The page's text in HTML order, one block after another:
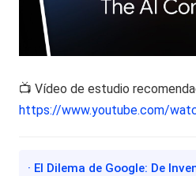
📺 Vídeo de estudio
https://www.youtube.com/
· El Dilema de Google: De